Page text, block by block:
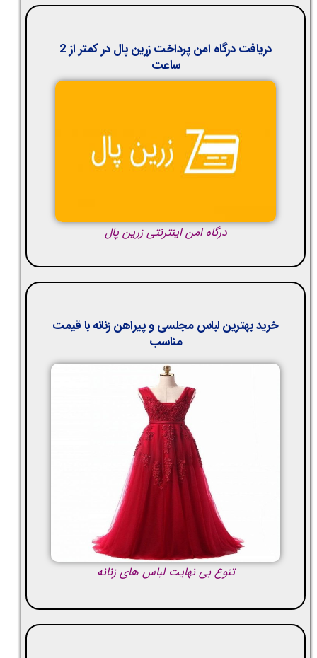
دریافت درگاه امن پرداخت زرین پال در کمتر از 2
ساعت
درگاه امن اینترنتی زرین پال
خرید بهترین لباس مجلسی و پیراهن زنانه با قیمت
مناسب
تنوع بی نهایت لباس های زنانه